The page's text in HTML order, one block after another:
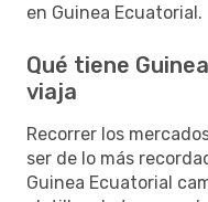
en Guinea Ecuatorial.
Qué tiene
viaja
Recorrer los
ser de lo más
Guinea Ecuatorial